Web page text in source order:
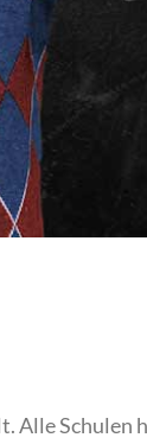
Alle Schulen